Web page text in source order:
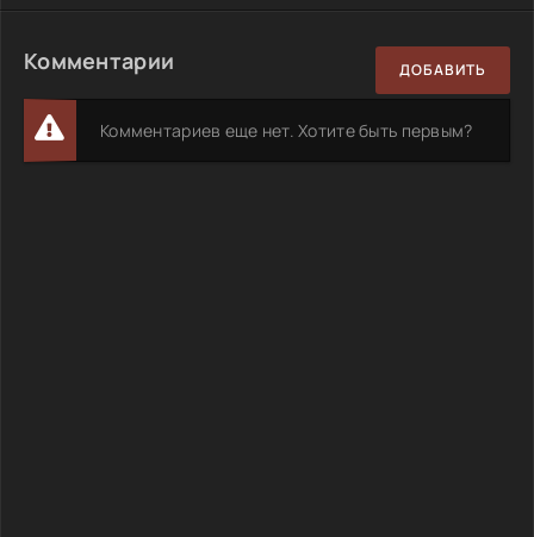
Комментарии ДОБАВИТЬ
Комментариев еще нет. Хотите быть первым?